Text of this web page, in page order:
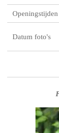
Openingstijden
Datum foto's